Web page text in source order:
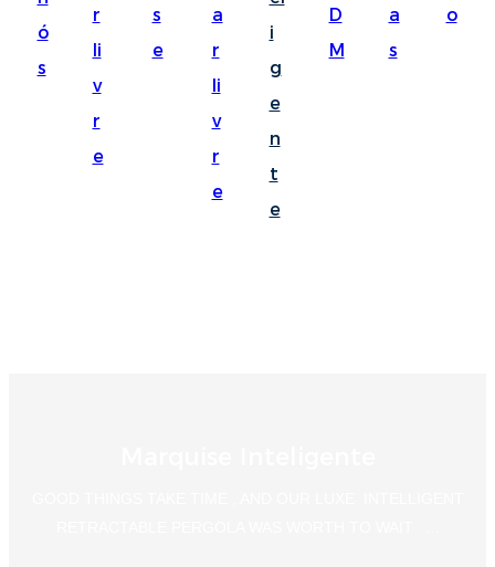
Suomi
lietuvių
ó
s
r
li
v
r
e
s
e
a
r
li
v
r
e
i
g
e
n
t
e
D
M
a
s
o